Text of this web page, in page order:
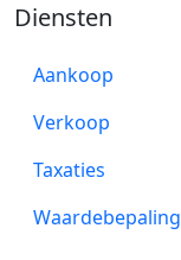
Diensten
Aankoop
Verkoop
Taxaties
Waardebepaling